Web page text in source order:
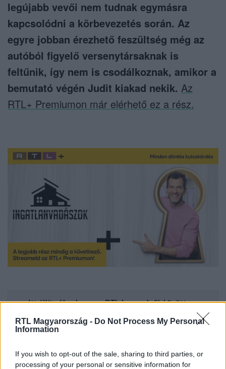
RTL Magyarország - Do Not Process My Personal
Information
If you wish to opt-out of the sale, sharing to third parties, or
processing of your personal or sensitive information for
legújabb vevői nem tudnak egymásra
kapcsolódni a körbevezetés során. Az
egyre jobban érezhető feszültség még az
autóból figyelő versenytársaknak is
feltűnik, így nem is csodálkoznak, amikor a
bemutató végén Judit kiakad nekik. Az
RTL+ Premiumon már elérhető ez a rész.
Itt állítsd be, hogy az RTL.hu az elsők között